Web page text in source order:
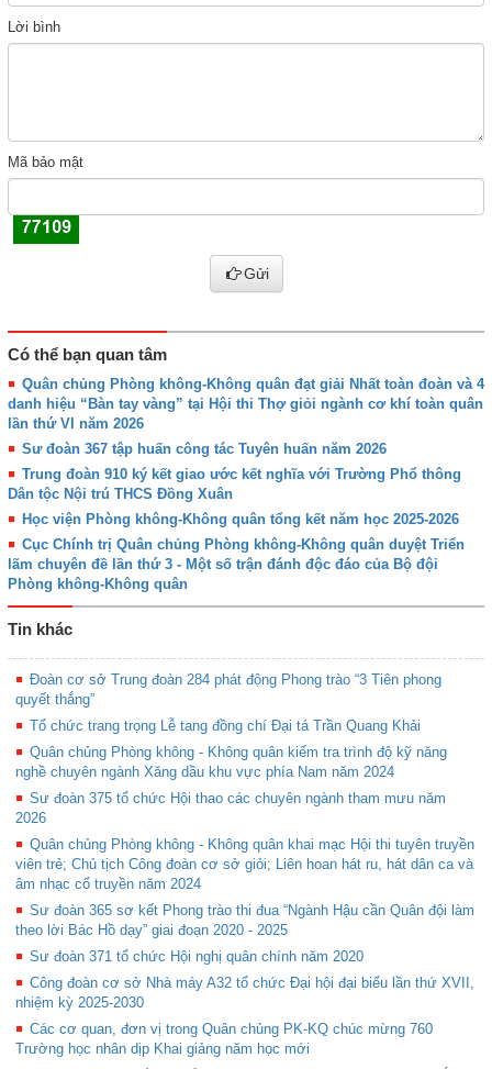
Lời bình
Mã bảo mật
Gửi
Có thể bạn quan tâm
Quân chủng Phòng không-Không quân đạt giải Nhất toàn đoàn và 4
danh hiệu “Bàn tay vàng” tại Hội thi Thợ giỏi ngành cơ khí toàn quân
lần thứ VI năm 2026
Sư đoàn 367 tập huấn công tác Tuyên huấn năm 2026
Trung đoàn 910 ký kết giao ước kết nghĩa với Trường Phổ thông
Dân tộc Nội trú THCS Đồng Xuân
Học viện Phòng không-Không quân tổng kết năm học 2025-2026
Cục Chính trị Quân chủng Phòng không-Không quân duyệt Triển
lãm chuyên đề lần thứ 3 - Một số trận đánh độc đáo của Bộ đội
Phòng không-Không quân
Tin khác
Đoàn cơ sở Trung đoàn 284 phát động Phong trào “3 Tiên phong
quyết thắng”
Tổ chức trang trọng Lễ tang đồng chí Đại tá Trần Quang Khải
Quân chủng Phòng không - Không quân kiểm tra trình độ kỹ năng
nghề chuyên ngành Xăng dầu khu vực phía Nam năm 2024
Sư đoàn 375 tổ chức Hội thao các chuyên ngành tham mưu năm
2026
Quân chủng Phòng không - Không quân khai mạc Hội thi tuyên truyền
viên trẻ; Chủ tịch Công đoàn cơ sở giỏi; Liên hoan hát ru, hát dân ca và
âm nhạc cổ truyền năm 2024
Sư đoàn 365 sơ kết Phong trào thi đua “Ngành Hậu cần Quân đội làm
theo lời Bác Hồ dạy” giai đoạn 2020 - 2025
Sư đoàn 371 tổ chức Hội nghị quân chính năm 2020
Công đoàn cơ sở Nhà máy A32 tổ chức Đại hội đại biểu lần thứ XVII,
nhiệm kỳ 2025-2030
Các cơ quan, đơn vị trong Quân chủng PK-KQ chúc mừng 760
Trường học nhân dịp Khai giảng năm học mới